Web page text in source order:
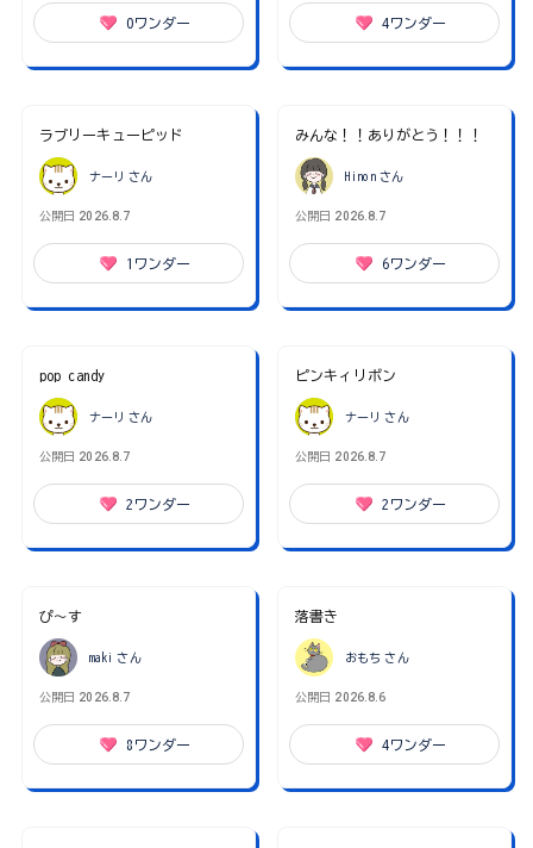
0ワンダー 4ワンダー
ラブリーキューピッド
ナーリ さん
公開日 2026.8.7
1 ワンダー
みんな！！ありがとう！！！
Hinon さん
公開日 2026.8.7
6ワンダー
pop candy
ナーリ さん
公開日 2026.8.7
2 ワンダー
ピンキィリボン
ナーリ さん
公開日 2026.8.7
2 ワンダー
ぴ～す
maki さん
公開日 2026.8.7
8 ワンダー
落書き
おもち さん
公開日 2026.8.6
4ワンダー